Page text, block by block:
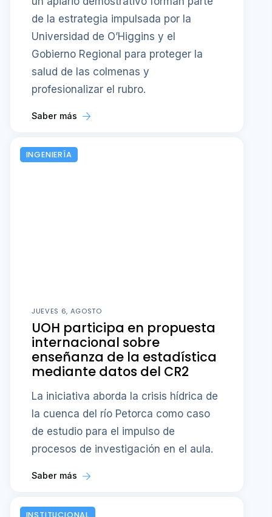
de la estrategia impulsada por la
Universidad de O’Higgins y el
Gobierno Regional para proteger la
salud de las colmenas y
profesionalizar el rubro.
Saber más
INGENIERÍA
JUEVES 6, AGOSTO
UOH participa en propuesta
internacional sobre
enseñanza de la estadística
mediante datos del CR2
La iniciativa aborda la crisis hídrica de
la cuenca del río Petorca como caso
de estudio para el impulso de
procesos de investigación en el aula.
Saber más
INSTITUCIONAL